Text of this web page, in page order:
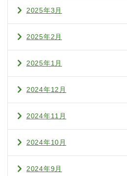
2025年3月
2025年2月
2025年1月
2024年12月
2024年11月
2024年10月
2024年9月